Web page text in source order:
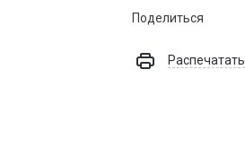
Поделиться
Распечатать